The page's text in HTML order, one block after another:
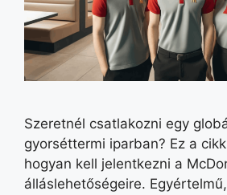
Szeretnél csatlakozni egy
gyorséttermi iparban? Ez a
hogyan kell jelentkezni a
álláslehetőségeire.